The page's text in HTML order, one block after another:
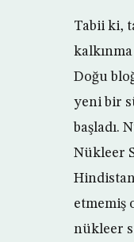
Tabii ki,
Doğu
yeni bir
başladı.
Nükleer
etmemiş
nükleer